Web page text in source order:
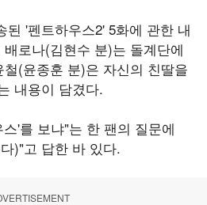
된 '펜트하우스2' 5화에 관한 내
로나(김현수 분)는 돌계단에
(윤종훈 분)은 자신의 친딸을
내용이 담겼다.
'를 보냐"는 한 팬의 질문에
)"고 답한 바 있다.